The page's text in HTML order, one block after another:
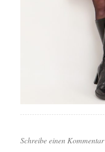
Schreibe einen Kommentar